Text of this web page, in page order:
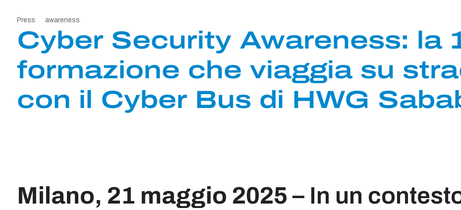
Press awareness
Cyber Security Awareness: la
formazione che viaggia su
con il Cyber Bus di HWG
Milano, 21 maggio 2025 – In un